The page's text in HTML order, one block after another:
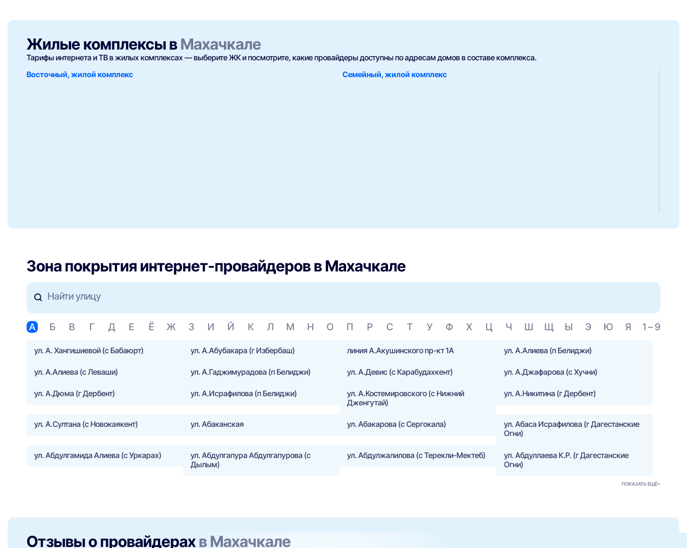
Жилые комплексы вМахачкале
Тарифы интернета и ТВ в жилых комплексах — выберите ЖК и посмотрите, какие провайдеры доступны по адресам домов в составе комплекса.
Восточный, жилой комплекс
Семейный, жилой комплекс
Зона покрытия интернет-провайдеров в Махачкале
Найти улицу
А Б В Г Д Е Ё Ж З И Й К Л М Н О П Р С Т У Ф Х Ц Ч Ш Щ Ы Э Ю Я 1 – 9
ул. А. Хангишиевой (с Бабаюрт) ул. А.Абубакара (г Избербаш) линия А.Акушинского пр-кт 1А ул. А.Алиева (п Белиджи)
ул. А.Алиева (с Леваши) ул. А.Гаджимурадова (п Белиджи) ул. А.Девис (с Карабудахкент) ул. А.Джафарова (с Хучни)
ул. А.Дюма (г Дербент) ул. А.Исрафилова (п Белиджи)
ул. А.Костемировского (с Нижний
Дженгутай)
ул. А.Никитина (г Дербент)
ул. А.Султана (с Новокаякент) ул. Абаканская ул. Абакарова (с Сергокала)
ул. Абаса Исрафилова (г Дагестанские
Огни)
ул. Абдулгамида Алиева (с Уркарах)
ул. Абдулгапура Абдулгапурова (с
Дылым)
ул. Абдулжалилова (с Терекли-Мектеб)
ул. Абдуллаева К.Р. (г Дагестанские
Огни)
ПОКАЗАТЬ ЕЩЁ
Отзывы о провайдерахв Махачкале